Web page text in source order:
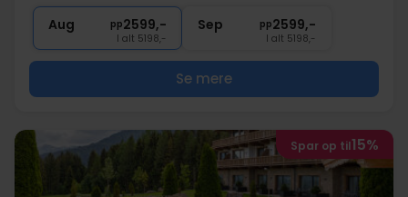
∞ Gratis internet
Aug pp2599,-
I alt 5198,-
Sep pp2599,-
I alt 5198,-
Se mere
Spar op til15%